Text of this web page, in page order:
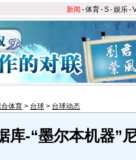
新闻 -体育-S-娱乐-
体育 > 台球 > 台球动态
库-“墨尔本机器”